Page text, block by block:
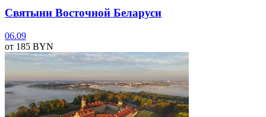
Святыни Восточной Беларуси
06.09
от 185 BYN